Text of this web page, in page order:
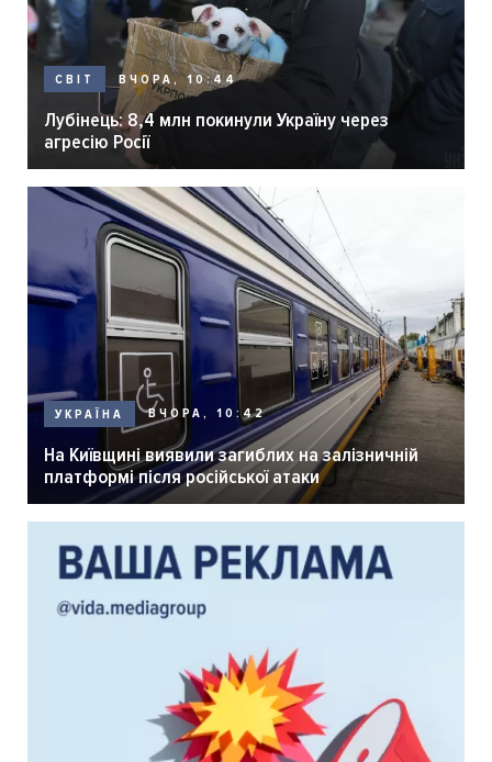
СВІТ ВЧОРА, 10:44
Лубінець: 8,4 млн покинули Україну через
агресію Росії
УКРАЇНА ВЧОРА, 10:42
На Київщині виявили загиблих на залізничній
платформі після російської атаки